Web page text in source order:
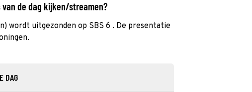
de dag kijken/streamen?
wordt uitgezonden op SBS 6 . De presentatie
DAG